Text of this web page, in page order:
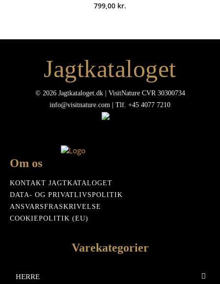
799,00 kr.
Jagtkataloget
© 2026 Jagtkataloget.dk | VisitNature CVR 30300734
info@visitnature.com | Tlf. +45 4077 7210
Om os
KONTAKT JAGTKATALOGET
DATA- OG PRIVATLIVSPOLITIK
ANSVARSFRASKRIVELSE
COOKIEPOLITIK (EU)
Varekategorier
HERRE